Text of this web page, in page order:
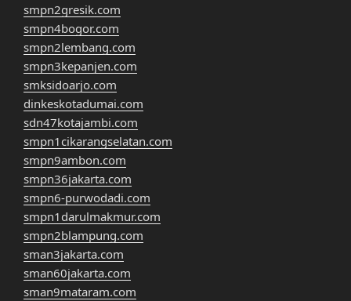
smpn2gresik.com
smpn4bogor.com
smpn2lembang.com
smpn3kepanjen.com
smksidoarjo.com
dinkeskotadumai.com
sdn47kotajambi.com
smpn1cikarangselatan.com
smpn9ambon.com
smpn36jakarta.com
smpn6-purwodadi.com
smpn1darulmakmur.com
smpn2blampung.com
sman3jakarta.com
sman60jakarta.com
sman9mataram.com